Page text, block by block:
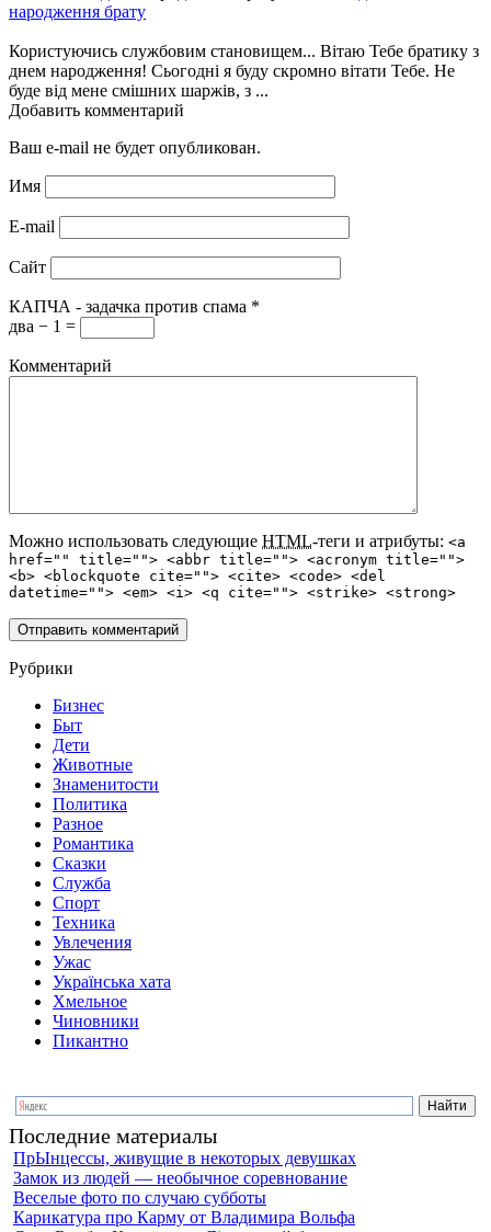
народження брату
Користуючись службовим становищем... Вітаю Тебе братику з
днем народження! Сьогодні я буду скромно вітати Тебе. Не
буде від мене смішних шаржів, з ...
Добавить комментарий
Ваш e-mail не будет опубликован.
Имя
E-mail
Сайт
КАПЧА - задачка против спама *
два − 1 =
Комментарий
Можно использовать следующие HTML-теги и атрибуты: <a
href="" title=""> <abbr title=""> <acronym title="">
<b> <blockquote cite=""> <cite> <code> <del
datetime=""> <em> <i> <q cite=""> <strike> <strong>
Рубрики
Бизнес
Быт
Дети
Животные
Знаменитости
Политика
Разное
Романтика
Сказки
Служба
Спорт
Техника
Увлечения
Ужас
Українська хата
Хмельное
Чиновники
Пикантно
Последние материалы
ПрЫнцессы, живущие в некоторых девушках
Замок из людей — необычное соревнование
Веселые фото по случаю субботы
Карикатура про Карму от Владимира Вольфа